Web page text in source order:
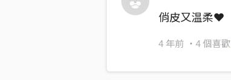
俏皮又温柔❤️
4 年前 ・4 個喜歡